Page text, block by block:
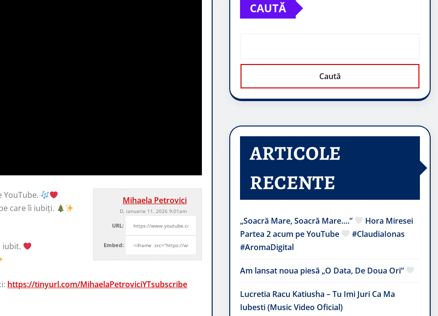
Mihaela Petrovici
D, ianuarie 11, 2026 9:01am
URL:
Embed:
YouTube.
care îi iubiți.
iubit.
https://tinyurl.com/MihaelaPetroviciYTsubscribe
CAUTĂ
Caută
ARTICOLE
RECENTE
„Soacră Mare, Soacră Mare….”
Hora Miresei
Partea 2 acum pe YouTube
#ClaudiaIonas
#AromaDigital
Am lansat noua piesă „O Data, De Doua Ori”
Lucretia Racu Katiusha – Tu Imi Juri Ca Ma
Iubesti (Music Video Oficial)